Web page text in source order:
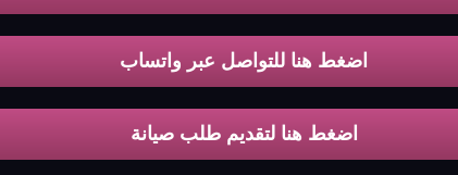
اضغط هنا للتواصل عبر واتساب
اضغط هنا لتقديم طلب صيانة